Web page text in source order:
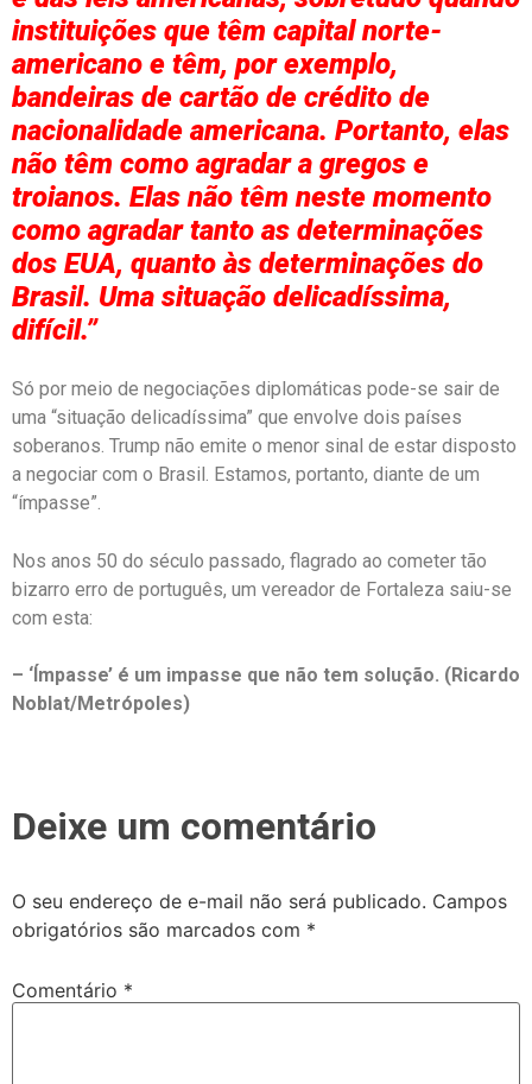
instituições que têm capital norte-
americano e têm, por exemplo,
bandeiras de cartão de crédito de
nacionalidade americana. Portanto, elas
não têm como agradar a gregos e
troianos. Elas não têm neste momento
como agradar tanto as determinações
dos EUA, quanto às determinações do
Brasil. Uma situação delicadíssima,
difícil.”
Só por meio de negociações diplomáticas pode-se sair de
uma “situação delicadíssima” que envolve dois países
soberanos. Trump não emite o menor sinal de estar disposto
a negociar com o Brasil. Estamos, portanto, diante de um
“ímpasse”.
Nos anos 50 do século passado, flagrado ao cometer tão
bizarro erro de português, um vereador de Fortaleza saiu-se
com esta:
– ‘Ímpasse’ é um impasse que não tem solução. (Ricardo
Noblat/Metrópoles)
Deixe um comentário
O seu endereço de e-mail não será publicado. Campos
obrigatórios são marcados com *
Comentário *